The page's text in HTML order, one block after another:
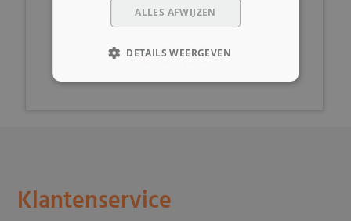
€ 64,99
Klantenservice
ALLES AFWIJZEN
DETAILS WEERGEVEN